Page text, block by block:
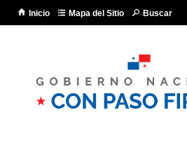
Inicio Mapa del Sitio Buscar